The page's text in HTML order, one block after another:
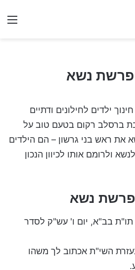
| פרשת נשא
ילדים לחילונים ודתיים
ברסלב רקום בטעם טוב על
את ראש בני גרשון – הם הילדים
ולרומם אותו לכיוון הנכון
פרשת נשא
תו"ת בב"א, יום ו' עש"ק לסדר
השי"ת אכתוב לך משהו